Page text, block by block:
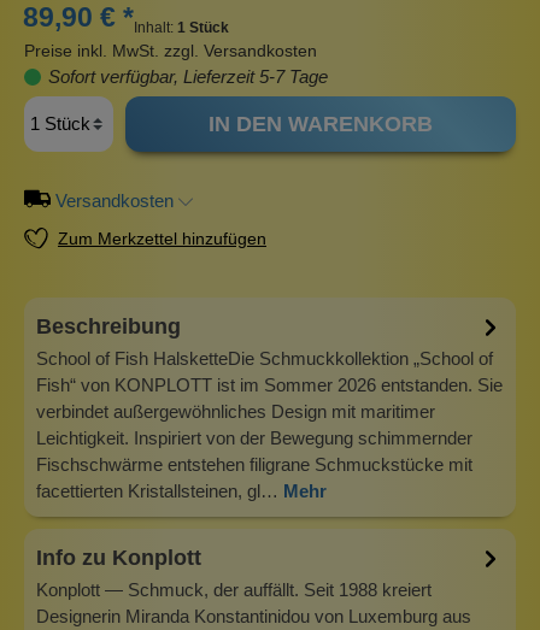
89,90 € * Inhalt: 1 Stück
Preise inkl. MwSt. zzgl. Versandkosten
Sofort verfügbar, Lieferzeit 5-7 Tage
IN DEN WARENKORB
Versandkosten
Zum Merkzettel hinzufügen
Beschreibung
School of Fish HalsketteDie Schmuckkollektion „School of
Fish“ von KONPLOTT ist im Sommer 2026 entstanden. Sie
verbindet außergewöhnliches Design mit maritimer
Leichtigkeit. Inspiriert von der Bewegung schimmernder
Fischschwärme entstehen filigrane Schmuckstücke mit
facettierten Kristallsteinen, gl… Mehr
Info zu Konplott
Konplott — Schmuck, der auffällt. Seit 1988 kreiert
Designerin Miranda Konstantinidou von Luxemburg aus